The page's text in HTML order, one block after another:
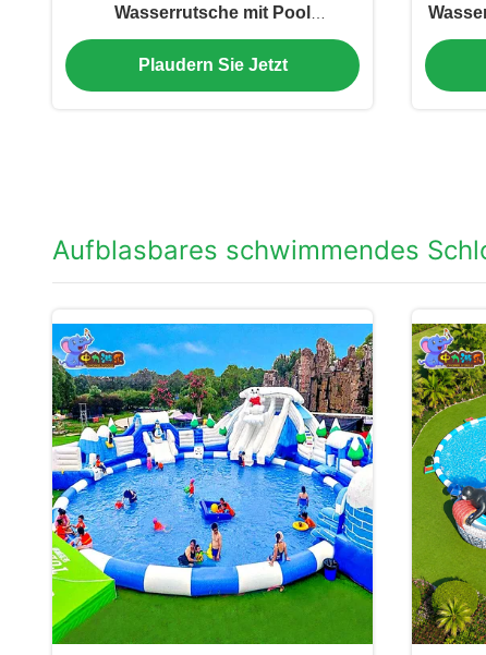
Wasserrutsche mit Pool
aufblasbare nasse Trockenrutsche
Plaudern Sie Jetzt
Aufblasbares schwimmendes